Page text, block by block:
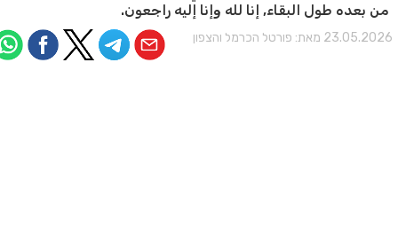
من بعده طول البقاء, إنا لله وإنا إليه راجعون.
מאת: פורטל הכרמל והצפון